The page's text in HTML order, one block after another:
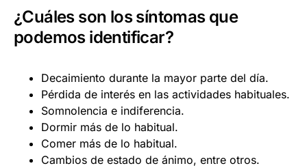
¿Cuáles son los síntomas que
podemos identificar?
Decaimiento durante la mayor parte del día.
Pérdida de interés en las actividades habituales.
Somnolencia e indiferencia.
Dormir más de lo habitual.
Comer más de lo habitual.
Cambios de estado de ánimo, entre otros.